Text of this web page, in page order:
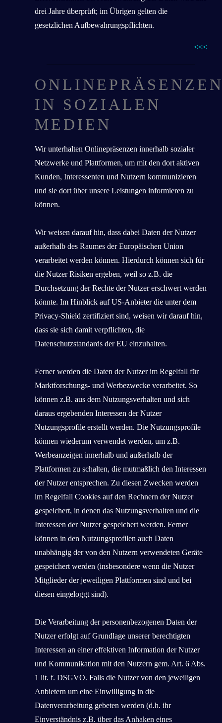
drei Jahre überprüft; im Übrigen gelten die
gesetzlichen Aufbewahrungspflichten.
<<<
IN SOZIALEN
MEDIEN
Wir unterhalten Onlinepräsenzen innerhalb sozialer
Netzwerke und Plattformen, um mit den dort aktiven
Kunden, Interessenten und Nutzern kommunizieren
und sie dort über unsere Leistungen informieren zu
können.
Wir weisen darauf hin, dass dabei Daten der Nutzer
außerhalb des Raumes der Europäischen Union
verarbeitet werden können. Hierdurch können sich für
die Nutzer Risiken ergeben, weil so z.B. die
Durchsetzung der Rechte der Nutzer erschwert werden
könnte. Im Hinblick auf US-Anbieter die unter dem
Privacy-Shield zertifiziert sind, weisen wir darauf hin,
dass sie sich damit verpflichten, die
Datenschutzstandards der EU einzuhalten.
Ferner werden die Daten der Nutzer im Regelfall für
Marktforschungs- und Werbezwecke verarbeitet. So
können z.B. aus dem Nutzungsverhalten und sich
daraus ergebenden Interessen der Nutzer
Nutzungsprofile erstellt werden. Die Nutzungsprofile
können wiederum verwendet werden, um z.B.
Werbeanzeigen innerhalb und außerhalb der
Plattformen zu schalten, die mutmaßlich den Interessen
der Nutzer entsprechen. Zu diesen Zwecken werden
im Regelfall Cookies auf den Rechnern der Nutzer
gespeichert, in denen das Nutzungsverhalten und die
Interessen der Nutzer gespeichert werden. Ferner
können in den Nutzungsprofilen auch Daten
unabhängig der von den Nutzern verwendeten Geräte
gespeichert werden (insbesondere wenn die Nutzer
Mitglieder der jeweiligen Plattformen sind und bei
diesen eingeloggt sind).
Die Verarbeitung der personenbezogenen Daten der
Nutzer erfolgt auf Grundlage unserer berechtigten
Interessen an einer effektiven Information der Nutzer
und Kommunikation mit den Nutzern gem. Art. 6 Abs.
1 lit. f. DSGVO. Falls die Nutzer von den jeweiligen
Anbietern um eine Einwilligung in die
Datenverarbeitung gebeten werden (d.h. ihr
Einverständnis z.B. über das Anhaken eines